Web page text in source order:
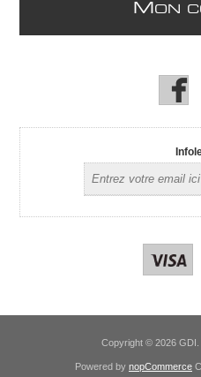
M ON
Copyright © 2026 GDI.
Powered by nopCommerce